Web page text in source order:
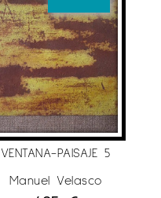
VENTANA-PAISAJE 5
Manuel Velasco